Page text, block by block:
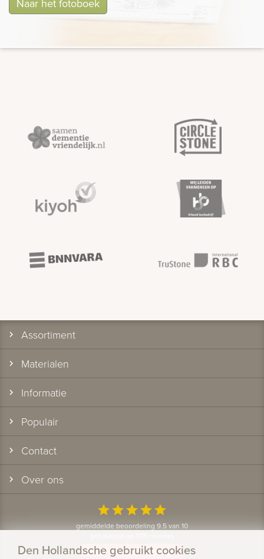
Naar het fotoboek
Assortiment
Materialen
Informatie
Populair
Contact
Over ons
starstarstarstarstar
gemiddelde beoordeling 9.5 van 10
Bekijk alle klantervaringen
Den Hollandsche gebruikt cookies